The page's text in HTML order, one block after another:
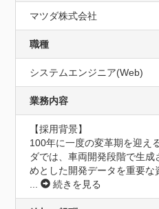
マツダ株式会社
職種
システムエンジニア(Web)
業務内容
【採用背景】
100年に一度の変革期を迎え
ダでは、車両開発段階で生
めとした開発データを重要な
...
続きを見る